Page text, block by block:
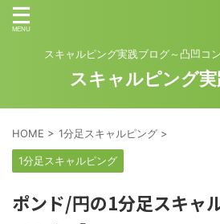
スキャルピング実践ブログ～凸凹コ
スキャルピング
HOME > 1分足スキャルピング >
1分足スキャルピング
ポンド/円の1分足スキャ